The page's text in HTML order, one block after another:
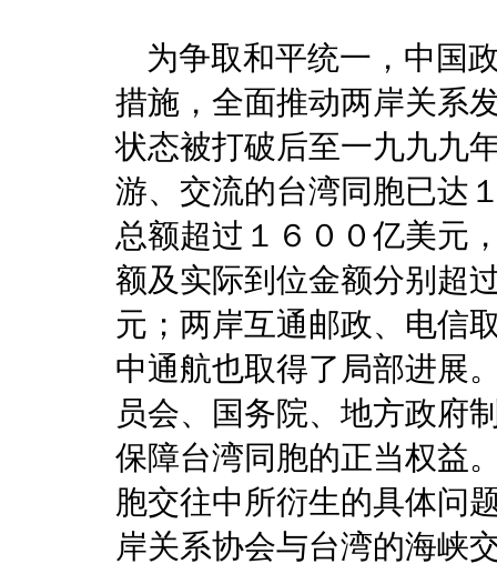
为争取和平统一，中国
措施，全面推动两岸关系
状态被打破后至一九九九
游、交流的台湾同胞已达
总额超过１６００亿美元
额及实际到位金额分别超
元；两岸互通邮政、电信
中通航也取得了局部进展
员会、国务院、地方政府
保障台湾同胞的正当权益
胞交往中所衍生的具体问
岸关系协会与台湾的海峡